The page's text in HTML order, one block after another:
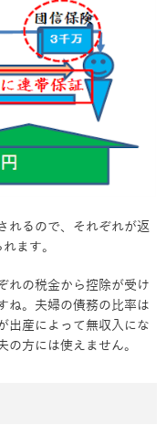
れるので、それぞれが返
ます。
れの税金から控除が受け
ね。夫婦の債務の比率は
出産によって無収入にな
方には使えません。